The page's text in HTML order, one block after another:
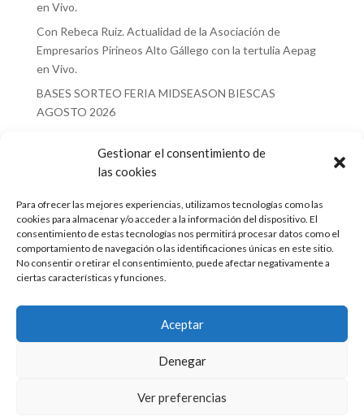
Gestionar el consentimiento de
las cookies
Para ofrecer las mejores experiencias, utilizamos tecnologías como las
cookies para almacenar y/o acceder a la información del dispositivo. El
consentimiento de estas tecnologías nos permitirá procesar datos como el
comportamiento de navegación o las identificaciones únicas en este sitio.
No consentir o retirar el consentimiento, puede afectar negativamente a
ciertas características y funciones.
Aceptar
Denegar
Ver preferencias
en Vivo.
Con Rebeca Ruiz. Actualidad de la Asociación de
Empresarios Pirineos Alto Gállego con la tertulia Aepag
en Vivo.
BASES SORTEO FERIA MIDSEASON BIESCAS
AGOSTO 2026
Recent Comments
Asociación Empresarios Pirineos Alto Gállego –